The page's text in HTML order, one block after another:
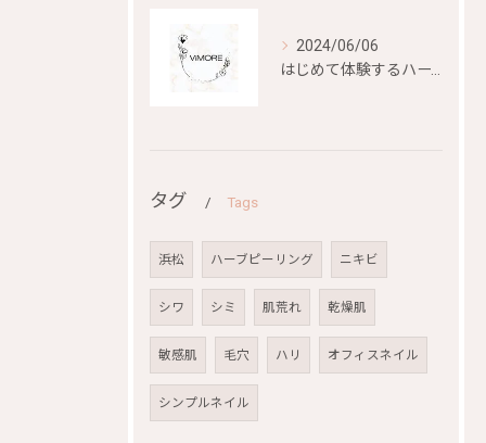
2024/06/06
タグ Tags
浜松 ハーブピーリング ニキビ
シワ シミ 肌荒れ 乾燥肌
敏感肌 毛穴 ハリ オフィスネイル
シンプルネイル